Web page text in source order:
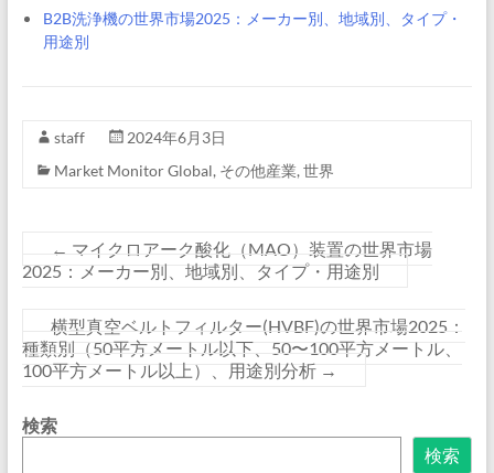
B2B洗浄機の世界市場2025：メーカー別、地域別、タイプ・
用途別
staff
2024年6月3日
Market Monitor Global, その他産業, 世界
← マイクロアーク酸化（MAO）装置の世界市場
2025：メーカー別、地域別、タイプ・用途別
横型真空ベルトフィルター(HVBF)の世界市場2025：
種類別（50平方メートル以下、50〜100平方メートル、
100平方メートル以上）、用途別分析 →
検索
検索